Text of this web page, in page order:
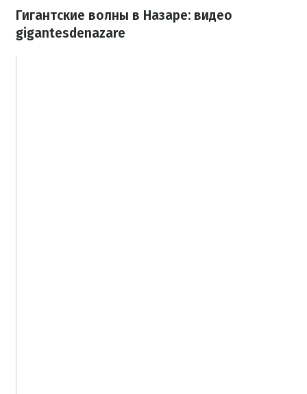
Гигантские волны в Назаре: видео
gigantesdenazare